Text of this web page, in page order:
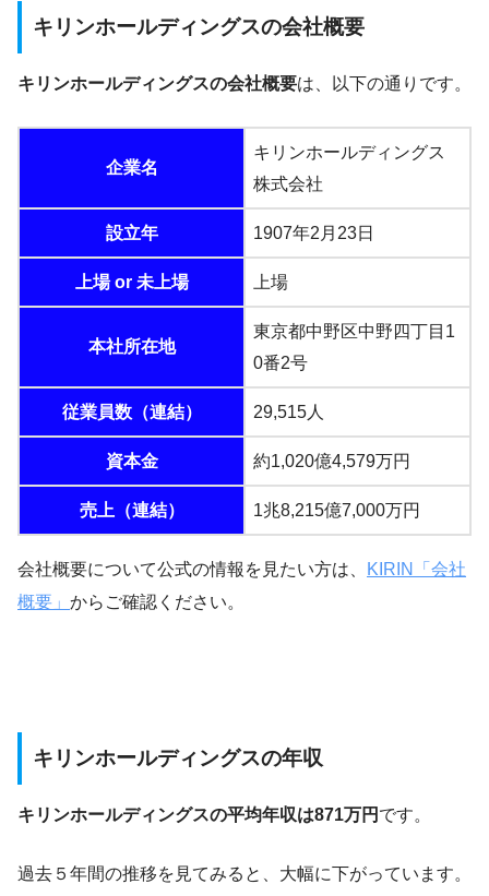
キリンホールディングスの会社概要
キリンホールディングスの会社概要は、以下の通りです。
企業名
キリンホールディングス
株式会社
設立年 1907年2月23日
上場 or 未上場 上場
本社所在地
東京都中野区中野四丁目1
0番2号
従業員数（連結） 29,515人
資本金 約1,020億4,579万円
売上（連結） 1兆8,215億7,000万円
会社概要について公式の情報を見たい方は、
KIRIN「会社
概要」 からご確認ください。
キリンホールディングスの年収
キリンホールディングスの平均年収は871万円 です。
過去５年間の推移を見てみると、大幅に下がっています。